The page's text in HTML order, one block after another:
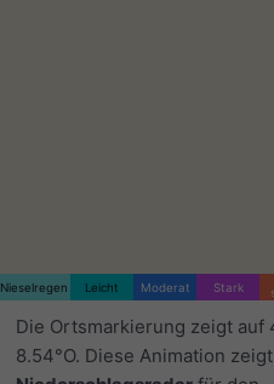
Nieselregen Leicht Moderat Stark
Die Ortsmarkierung zeigt auf
8.54°O. Diese Animation